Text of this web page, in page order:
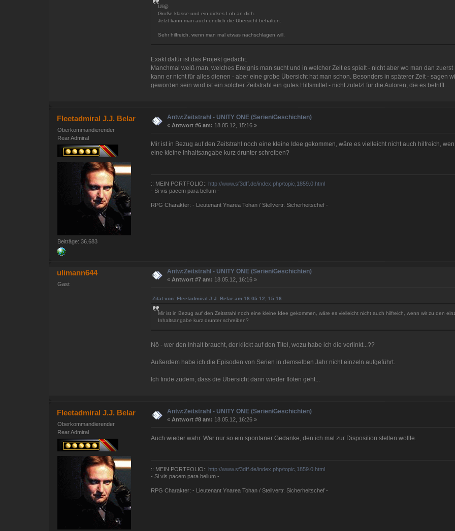
Uli@
Große klasse und ein dickes Lob an dich.
Jetzt kann man auch endlich die Übersicht behalten.
Sehr hilfreich, wenn man mal etwas nachschlagen will.
Exakt dafür ist das Projekt gedacht.
Manchmal weiß man, welches Ereignis man sucht und in welcher Zeit es spielt - nicht aber wo man dan
kann er nicht für alles dienen - aber eine grobe Übersicht hat man schon. Besonders in späterer Zeit - sagen
geworden sein wird ist ein solcher Zeitstrahl ein gutes Hilfsmittel - nicht zuletzt für die Autoren, die es betrifft...
Fleetadmiral J.J. Belar
Oberkommandierender
Rear Admiral
Beiträge: 36.683
Antw:Zeitstrahl - UNITY ONE (Serien/Geschichten)
« Antwort #6 am: 18.05.12, 15:16 »
Mir ist in Bezug auf den Zeitstrahl noch eine kleine Idee gekommen, wäre es vielleicht nicht auch hilfreich,
eine kleine Inhaltsangabe kurz drunter schreiben?
:: MEIN PORTFOLIO:: http://www.sf3dff.de/index.php/topic,1859.0.html
- Si vis pacem para bellum -
RPG Charakter: - Lieutenant Ynarea Tohan / Stellvertr. Sicherheitschef -
ulimann644
Gast
Antw:Zeitstrahl - UNITY ONE (Serien/Geschichten)
« Antwort #7 am: 18.05.12, 16:16 »
Zitat von: Fleetadmiral J.J. Belar am 18.05.12, 15:16
Mir ist in Bezug auf den Zeitstrahl noch eine kleine Idee gekommen, wäre es vielleicht nicht auch hilfreich, wenn wir zu den
Inhaltsangabe kurz drunter schreiben?
Nö - wer den Inhalt braucht, der klickt auf den Titel, wozu habe ich die verlinkt...??
Außerdem habe ich die Episoden von Serien in demselben Jahr nicht einzeln aufgeführt.
Ich finde zudem, dass die Übersicht dann wieder flöten geht...
Fleetadmiral J.J. Belar
Oberkommandierender
Rear Admiral
Antw:Zeitstrahl - UNITY ONE (Serien/Geschichten)
« Antwort #8 am: 18.05.12, 16:26 »
Auch wieder wahr. War nur so ein spontaner Gedanke, den ich mal zur Disposition stellen wollte.
:: MEIN PORTFOLIO:: http://www.sf3dff.de/index.php/topic,1859.0.html
- Si vis pacem para bellum -
RPG Charakter: - Lieutenant Ynarea Tohan / Stellvertr. Sicherheitschef -